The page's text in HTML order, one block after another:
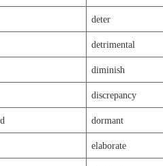
deter
detrimental
diminish
discrepancy
dormant
elaborate